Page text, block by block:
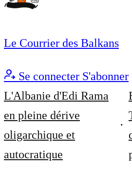
Le Courrier des Balkans
Se connecter S'abonner
L'Albanie d'Edi Rama
en pleine dérive
oligarchique et
autocratique